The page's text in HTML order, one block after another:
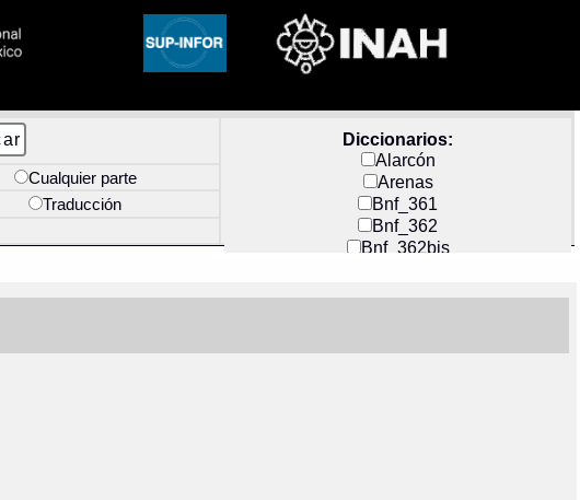
Diccionarios:
Alarcón
Arenas
Bnf_361
Bnf_362
Bnf_362bis
Docs_México
Cualquier parte
Traducción